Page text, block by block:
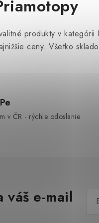
produkty v
ceny. Všetko
v ČR - rýchle odoslanie
e-mail